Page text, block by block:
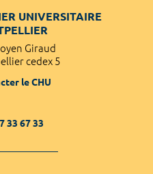
UNIVERSITAIRE
Giraud
cedex 5
le CHU
33 67 33